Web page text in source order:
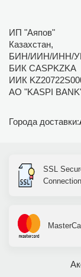
ИП "Аяпов"
Казахстан,
БИН/ИИН/ИНН/
БИК CASPKZKA
ИИК
АО "KASPI
Города доставки:
SSL
Connection